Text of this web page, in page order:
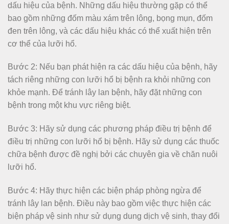
dấu hiệu của bệnh. Những dấu hiệu thường gặp có thể
bao gồm những đốm màu xám trên lông, bọng mụn, đốm
đen trên lông, và các dấu hiệu khác có thể xuất hiện trên
cơ thể của lưỡi hổ.
Bước 2: Nếu bạn phát hiện ra các dấu hiệu của bệnh, hãy
tách riêng những con lưỡi hổ bị bệnh ra khỏi những con
khỏe mạnh. Để tránh lây lan bệnh, hãy đặt những con
bệnh trong một khu vực riêng biệt.
Bước 3: Hãy sử dụng các phương pháp điều trị bệnh để
điều trị những con lưỡi hổ bị bệnh. Hãy sử dụng các thuốc
chữa bệnh được đề nghị bởi các chuyên gia về chăn nuôi
lưỡi hổ.
Bước 4: Hãy thực hiện các biện pháp phòng ngừa để
tránh lây lan bệnh. Điều này bao gồm việc thực hiện các
biện pháp vệ sinh như sử dụng dung dịch vệ sinh, thay đổi